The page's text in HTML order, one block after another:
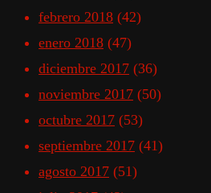
febrero 2018 (42)
enero 2018 (47)
diciembre 2017 (36)
noviembre 2017 (50)
octubre 2017 (53)
septiembre 2017 (41)
agosto 2017 (51)